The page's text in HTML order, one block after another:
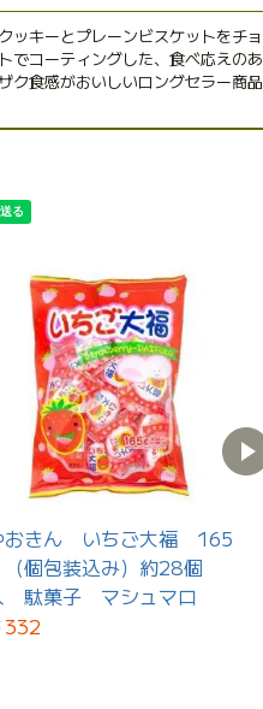
ッキーとプレーンビスケットをチョ
でコーティングした、食べ応えのあ
ク食感がおいしいロングセラー商品
おきん いちご大福 165
（個包装込み）約28個
駄菓子 マシュマロ
332